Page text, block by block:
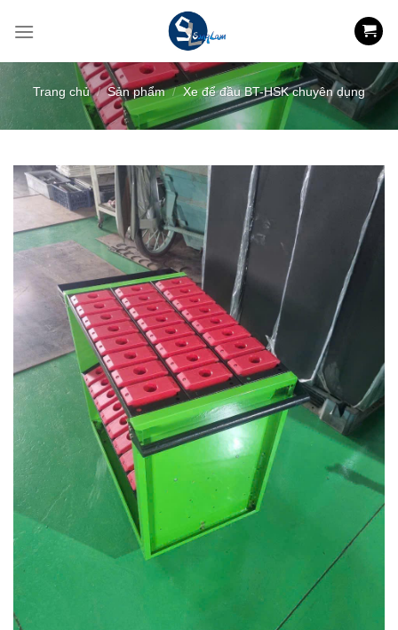
Trang chủ / Sản phẩm / Xe để đầu BT-HSK chuyên dụng